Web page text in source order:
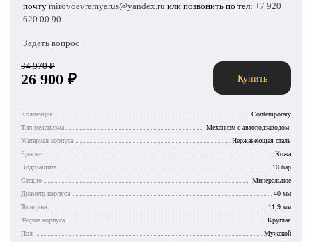
почту mirovoevremyarus@yandex.ru или позвонить по тел: +7 920
620 00 90
Задать вопрос
34 970₽
26 900 ₽ Купить
Коллекция
Contemporary
Тип механизма
Механизм с автоподзаводом
Материал корпуса
Нержавеющая сталь
Браслет
Кожа
Водозащита
10 бар
Стекло
Минеральное
Диаметр корпуса
40 мм
Толщина
11,9 мм
Форма корпуса
Круглая
Пол
Мужской